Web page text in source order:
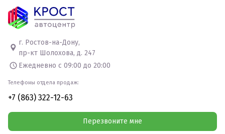
г. Ростов-на-Дону,
пр-кт Шолохова, д. 247
Ежедневно с 09:00 до 20:00
Телефоны отдела продаж:
+7 (863) 322-12-63
Перезвоните мне